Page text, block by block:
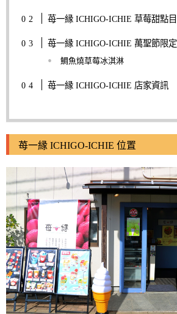
苺一縁 ICHIGO-ICHIE 草莓甜點
苺一縁 ICHIGO-ICHIE 萬聖節限定
鯛魚燒草莓冰淇淋
苺一縁 ICHIGO-ICHIE 店家資訊
苺一縁 ICHIGO-ICHIE 位置